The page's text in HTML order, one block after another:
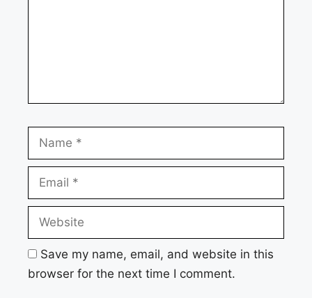
Save my name, email, and website in this
browser for the next time I comment.